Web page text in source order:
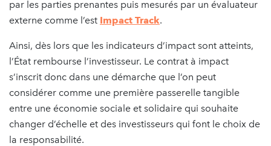
par les parties prenantes puis mesurés par un évaluateur
externe comme l’est Impact Track.
Ainsi, dès lors que les indicateurs d’impact sont atteints,
l’État rembourse l’investisseur. Le contrat à impact
s’inscrit donc dans une démarche que l’on peut
considérer comme une première passerelle tangible
entre une économie sociale et solidaire qui souhaite
changer d’échelle et des investisseurs qui font le choix de
la responsabilité.